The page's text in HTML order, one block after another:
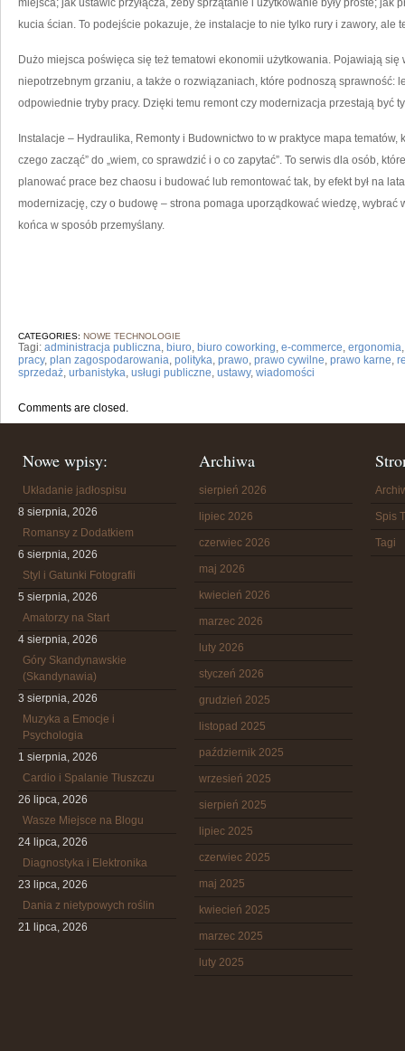
miejsca; jak ustawić przyłącza, żeby sprzątanie i użytkowanie były proste; jak
kucia ścian. To podejście pokazuje, że instalacje to nie tylko rury i zawory, ale
Dużo miejsca poświęca się też tematowi ekonomii użytkowania. Pojawiają się
niepotrzebnym grzaniu, a także o rozwiązaniach, które podnoszą sprawność:
odpowiednie tryby pracy. Dzięki temu remont czy modernizacja przestają być
Instalacje – Hydraulika, Remonty i Budownictwo to w praktyce mapa tematów,
czego zacząć” do „wiem, co sprawdzić i o co zapytać”. To serwis dla osób,
planować prace bez chaosu i budować lub remontować tak, by efekt był na
modernizację, czy o budowę – strona pomaga uporządkować wiedzę, wybrać
końca w sposób przemyślany.
CATEGORIES: NOWE TECHNOLOGIE
Tagi: administracja publiczna, biuro, biuro coworking, e-commerce, ergonomia
pracy, plan zagospodarowania, polityka, prawo, prawo cywilne, prawo karne,
sprzedaż, urbanistyka, usługi publiczne, ustawy, wiadomości
Comments are closed.
Nowe wpisy:
Układanie jadłospisu
8 sierpnia, 2026
Romansy z Dodatkiem
6 sierpnia, 2026
Styl i Gatunki Fotografii
5 sierpnia, 2026
Amatorzy na Start
4 sierpnia, 2026
Góry Skandynawskie
(Skandynawia)
3 sierpnia, 2026
Muzyka a Emocje i
Psychologia
1 sierpnia, 2026
Cardio i Spalanie Tłuszczu
26 lipca, 2026
Wasze Miejsce na Blogu
24 lipca, 2026
Diagnostyka i Elektronika
23 lipca, 2026
Dania z nietypowych roślin
21 lipca, 2026
Archiwa
sierpień 2026
lipiec 2026
czerwiec 2026
maj 2026
kwiecień 2026
marzec 2026
luty 2026
styczeń 2026
grudzień 2025
listopad 2025
październik 2025
wrzesień 2025
sierpień 2025
lipiec 2025
czerwiec 2025
maj 2025
kwiecień 2025
marzec 2025
luty 2025
Spis
Tagi